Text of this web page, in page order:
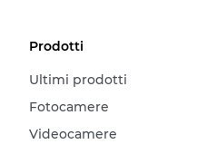
Prodotti
Ultimi prodotti
Fotocamere
Videocamere